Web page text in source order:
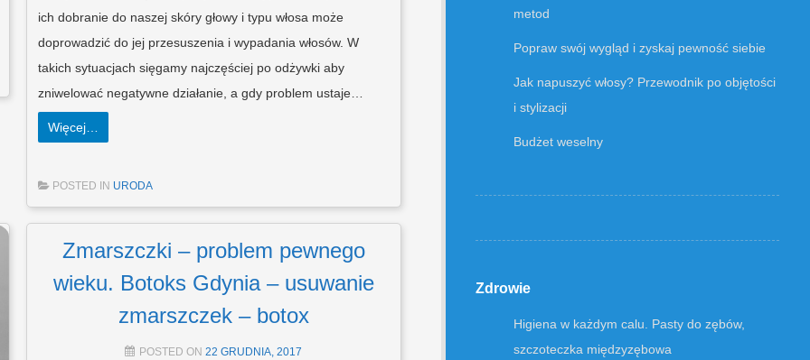
ich dobranie do naszej skóry głowy i typu włosa może
doprowadzić do jej przesuszenia i wypadania włosów. W
takich sytuacjach sięgamy najczęściej po odżywki aby
zniwelować negatywne działanie, a gdy problem ustaje…
Więcej…
POSTED IN URODA
Zmarszczki – problem pewnego
wieku. Botoks Gdynia – usuwanie
zmarszczek – botox
POSTED ON22 GRUDNIA, 2017
metod
Popraw swój wygląd i zyskaj pewność siebie
Jak napuszyć włosy? Przewodnik po objętości
i stylizacji
Budżet weselny
Zdrowie
Higiena w każdym calu. Pasty do zębów,
szczoteczka międzyzębowa